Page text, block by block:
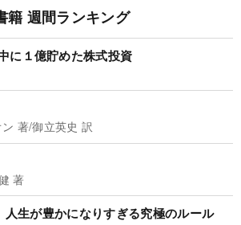
籍 週間ランキング
に１億貯めた株式投資
著/御立英史 訳
著
生が豊かになりすぎる究極のルール